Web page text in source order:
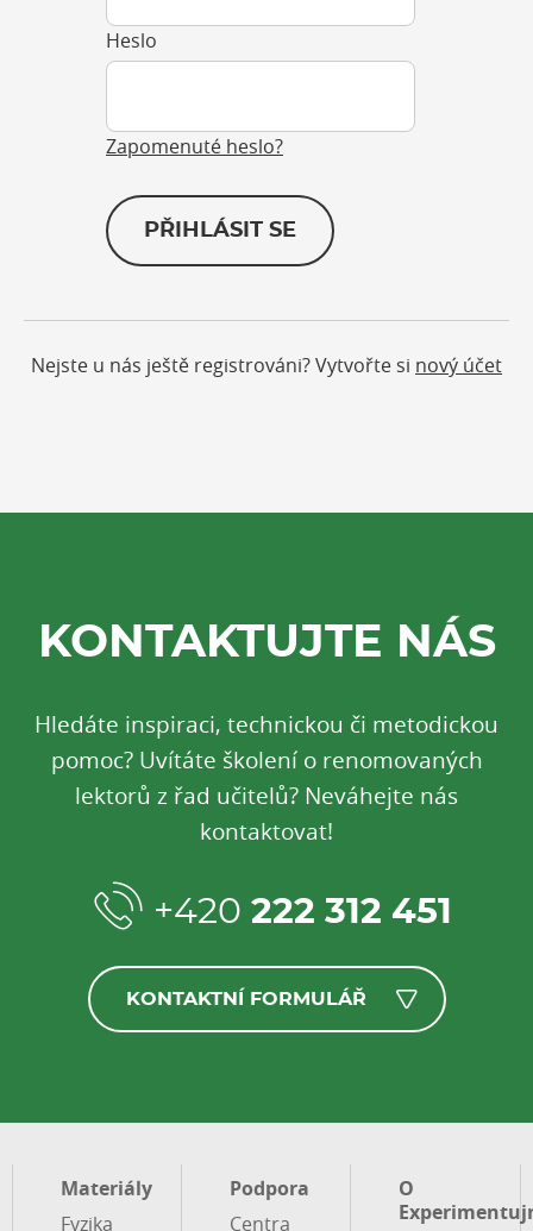
Heslo
Zapomenuté heslo?
PŘIHLÁSIT SE
Nejste u nás ještě registrováni? Vytvořte si nový účet
KONTAKTUJTE NÁS
Hledáte inspiraci, technickou či metodickou
pomoc? Uvítáte školení o renomovaných
lektorů z řad učitelů? Neváhejte nás
kontaktovat!
+420 222 312 451
KONTAKTNÍ FORMULÁŘ
Materiály
Fyzika
Podpora
Centra
O